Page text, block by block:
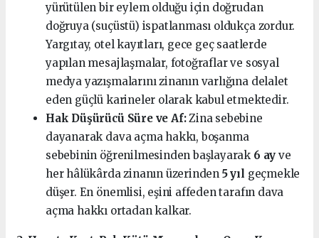
yürütülen bir eylem olduğu için doğrudan
doğruya (suçüstü) ispatlanması oldukça zordur.
Yargıtay, otel kayıtları, gece geç saatlerde
yapılan mesajlaşmalar, fotoğraflar ve sosyal
medya yazışmalarını zinanın varlığına delalet
eden güçlü karineler olarak kabul etmektedir.
Hak Düşürücü Süre ve Af:Zina sebebine
dayanarak dava açma hakkı, boşanma
sebebinin öğrenilmesinden başlayarak 6 ay ve
her hâlükârda zinanın üzerinden 5 yıl geçmekle
düşer. En önemlisi, eşini affeden tarafın dava
açma hakkı ortadan kalkar.